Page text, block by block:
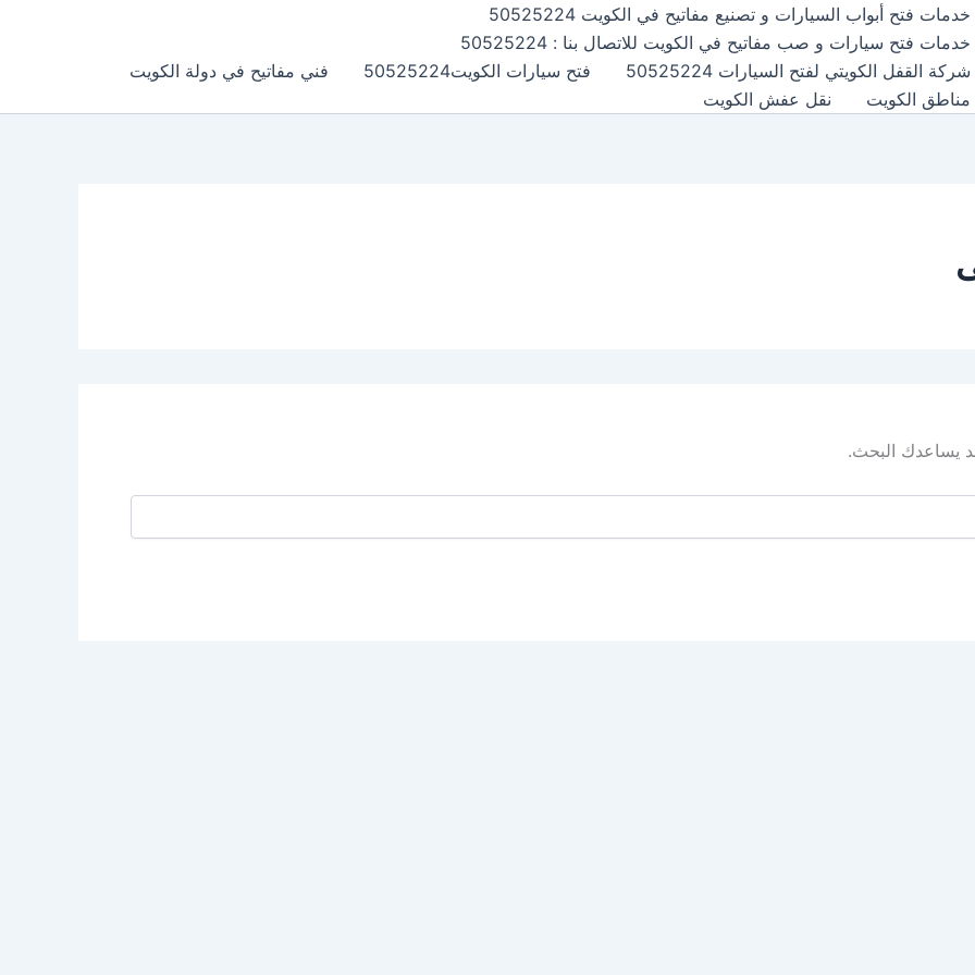
خدمات فتح أبواب السيارات و تصنيع مفاتيح في الكويت 50525224
خدمات فتح سيارات و صب مفاتيح في الكويت للاتصال بنا : 50525224
شركة القفل الكويتي لفتح السيارات 50525224
فتح سيارات الكويت50525224
فني مفاتيح في دولة الكويت
مناطق الكويت
نقل عفش الكويت
يساعدك البحث.